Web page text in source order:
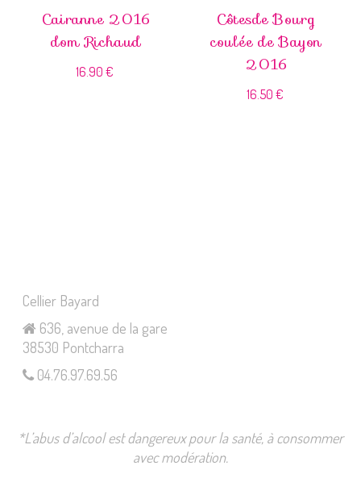
Cairanne 2016
dom Richaud
16.90 €
Côtesde Bourg
coulée de Bayon
2016
16.50 €
Cellier Bayard
636, avenue de la gare
38530 Pontcharra
04.76.97.69.56
*L’abus d’alcool est dangereux pour la santé, à consommer
avec modération.